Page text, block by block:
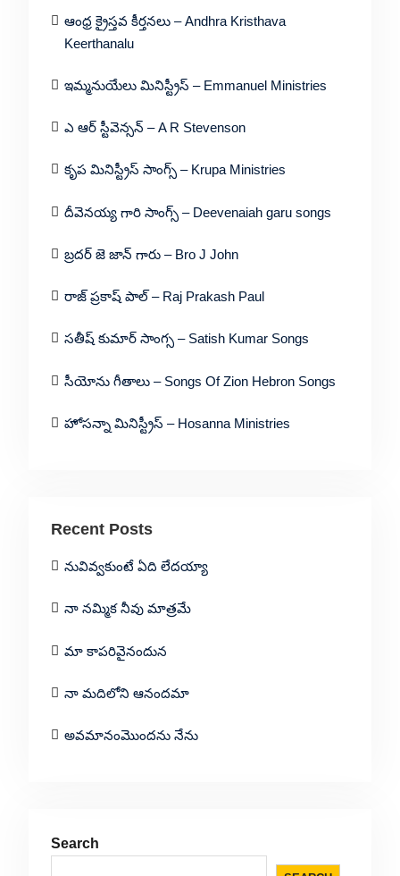
ఆంధ్ర క్రైస్తవ కీర్తనలు – Andhra Kristhava
Keerthanalu
ఇమ్మనుయేలు మినిస్ట్రీస్ – Emmanuel Ministries
ఎ ఆర్ స్టీవెన్సన్ – A R Stevenson
కృప మినిస్ట్రీస్ సాంగ్స్ – Krupa Ministries
దీవెనయ్య గారి సాంగ్స్ – Deevenaiah garu songs
బ్రదర్ జె జాన్ గారు – Bro J John
రాజ్ ప్రకాష్ పాల్ – Raj Prakash Paul
సతీష్ కుమార్ సాంగ్స – Satish Kumar Songs
సీయోను గీతాలు – Songs Of Zion Hebron Songs
హోసన్నా మినిస్ట్రీస్ – Hosanna Ministries
Recent Posts
నువివ్వకుంటే ఏది లేదయ్యా
నా నమ్మిక నీవు మాత్రమే
మా కాపరివైనందున
నా మదిలోని ఆనందమా
అవమానంమొందను నేను
Search